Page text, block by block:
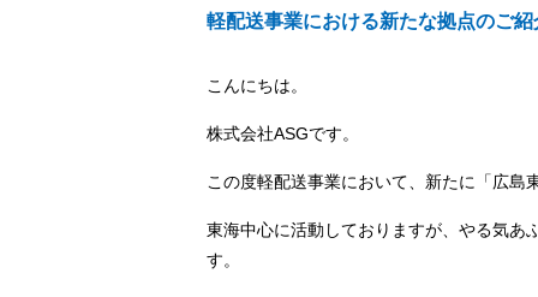
軽配送事業における新たな拠点のご紹
こんにちは。
株式会社ASGです。
この度軽配送事業において、新たに「広島
東海中心に活動しておりますが、やる気あ
す。